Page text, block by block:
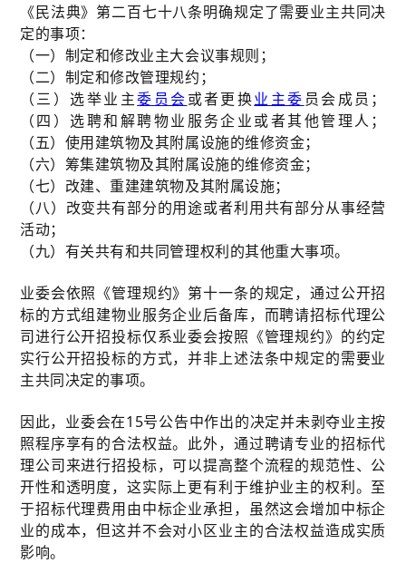
《民法典》第二百七十八条明确规定了需要业主共同决
定的事项：
（一）制定和修改业主大会议事规则；
（二）制定和修改管理规约；
（三）选举业主委员会或者更换业主委 员会成员；
（四）选聘和解聘物业服务企业或者其他管理人；
（五）使用建筑物及其附属设施的维修资金；
（六）筹集建筑物及其附属设施的维修资金；
（七）改建、重建建筑物及其附属设施；
（八）改变共有部分的用途或者利用共有部分从事经营
活动；
（九）有关共有和共同管理权利的其他重大事项。
业委会依照《管理规约》第十一条的规定，通过公开招
标的方式组建物业服务企业后备库，而聘请招标代理公
司进行公开招投标仅系业委会按照《管理规约》的约定
实行公开招投标的方式，并非上述法条中规定的需要业
主共同决定的事项。
因此，业委会在15号公告中作出的决定并未剥夺业主按
照程序享有的合法权益。此外，通过聘请专业的招标代
理公司来进行招投标，可以提高整个流程的规范性、公
开性和透明度，这实际上更有利于维护业主的权利。至
于招标代理费用由中标企业承担，虽然这会增加中标企
业的成本，但这并不会对小区业主的合法权益造成实质
影响。